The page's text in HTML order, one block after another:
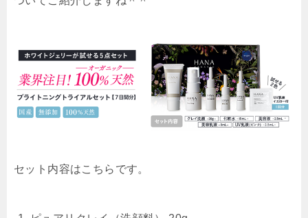
セット内容はこちらです。